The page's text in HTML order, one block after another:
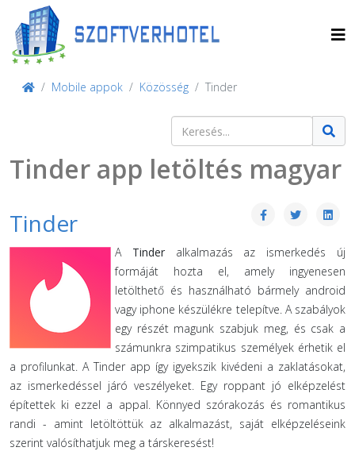
Mobile appok Közösség Tinder
Keresés
Tinder app letöltés magyar
Tinder
A Tinderalkalmazás az ismerkedés új
formáját hozta el, amely ingyenesen
letölthető és használható bármely android
vagy iphone készülékre telepítve. A szabályok
egy részét magunk szabjuk meg, és csak a
számunkra szimpatikus személyek érhetik el
a profilunkat. A Tinder app így igyekszik kivédeni a zaklatásokat,
az ismerkedéssel járó veszélyeket. Egy roppant jó elképzelést
építettek ki ezzel a appal. Könnyed szórakozás és romantikus
randi - amint letöltöttük az alkalmazást, saját elképzeléseink
szerint valósíthatjuk meg a társkeresést!